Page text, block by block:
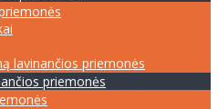
lavinančios priemonės
priemonės